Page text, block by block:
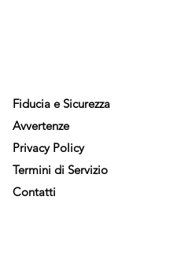
Fiducia e Sicurezza
Avvertenze
Privacy Policy
Termini di Servizio
Contatti